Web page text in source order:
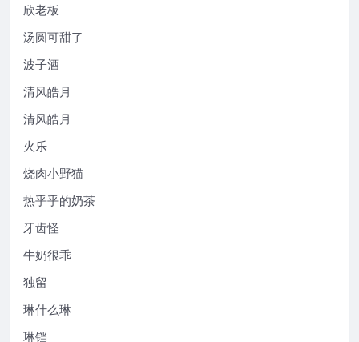
欣老板
汤圆可甜了
波子酒
清风皓月
清风皓月
火乐
烧肉小野猫
热乎乎的奶茶
牙齿怪
牛奶很乖
独留
琳什么琳
琳铛